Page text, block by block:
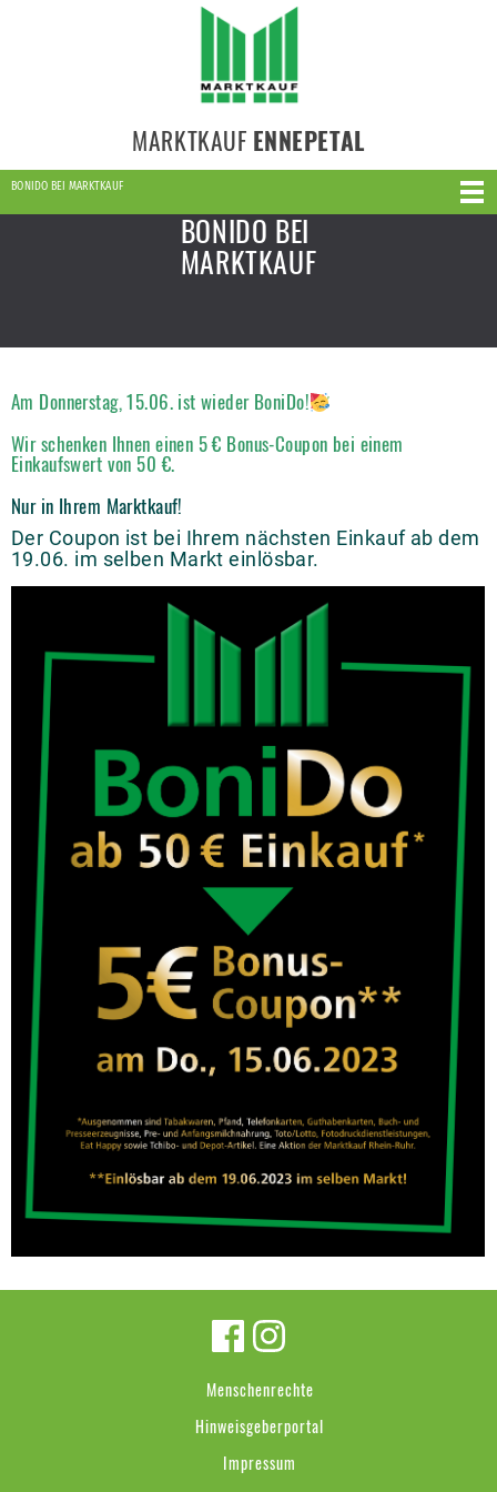
MARKTKAUF ENNEPETAL
BONIDO BEI MARKTKAUF
BONIDO BEI
MARKTKAUF
Am Donnerstag, 15.06. ist wieder BoniDo!
Wir schenken Ihnen einen 5 € Bonus-Coupon bei einem
Einkaufswert von 50 €.
Nur in Ihrem Marktkauf!
Der Coupon ist bei Ihrem nächsten Einkauf ab dem
19.06. im selben Markt einlösbar.
Menschenrechte
Hinweisgeberportal
Impressum